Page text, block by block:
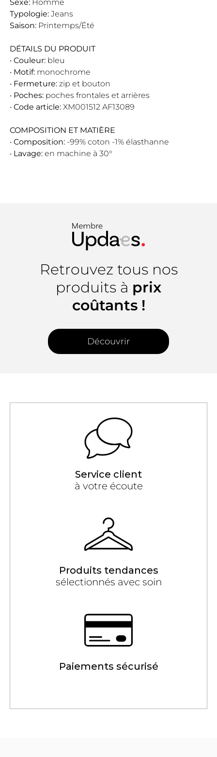
Sexe: Homme
Typologie: Jeans
Saison: Printemps/Été
DÉTAILS DU PRODUIT
• Couleur: bleu
• Motif: monochrome
• Fermeture: zip et bouton
• Poches: poches frontales et arrières
• Code article: XM001512 AF13089
COMPOSITION ET MATIÈRE
• Composition: -99% coton -1% élasthanne
• Lavage: en machine à 30°
Retrouvez tous nos
produits à prix
coûtants !
Découvrir
Service client
à votre écoute
Produits tendances
sélectionnés avec soin
Paiements sécurisé